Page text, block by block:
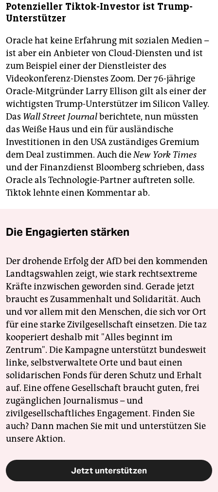
Potenzieller Tiktok-Investor ist Trump-
Unterstützer
Oracle hat keine Erfahrung mit sozialen Medien –
ist aber ein Anbieter von Cloud-Diensten und ist
zum Beispiel einer der Dienstleister des
Videokonferenz-Dienstes Zoom. Der 76-jährige
Oracle-Mitgründer Larry Ellison gilt als einer der
wichtigsten Trump-Unterstützer im Silicon Valley.
Das Wall Street Journalberichtete, nun müssten
das Weiße Haus und ein für ausländische
Investitionen in den USA zuständiges Gremium
dem Deal zustimmen. Auch dieNew York Times
und der Finanzdienst Bloomberg schrieben, dass
Oracle als Technologie-Partner auftreten solle.
Tiktok lehnte einen Kommentar ab.
Die Engagierten stärken
Der drohende Erfolg der AfD bei den kommenden
Landtagswahlen zeigt, wie stark rechtsextreme
Kräfte inzwischen geworden sind. Gerade jetzt
braucht es Zusammenhalt und Solidarität. Auch
und vor allem mit den Menschen, die sich vor Ort
für eine starke Zivilgesellschaft einsetzen. Die taz
kooperiert deshalb mit "Alles beginnt im
Zentrum". Die Kampagne unterstützt bundesweit
linke, selbstverwaltete Orte und baut einen
solidarischen Fonds für deren Schutz und Erhalt
auf. Eine offene Gesellschaft braucht guten, frei
zugänglichen Journalismus – und
zivilgesellschaftliches Engagement. Finden Sie
auch? Dann machen Sie mit und unterstützen Sie
unsere Aktion.
Jetzt unterstützen